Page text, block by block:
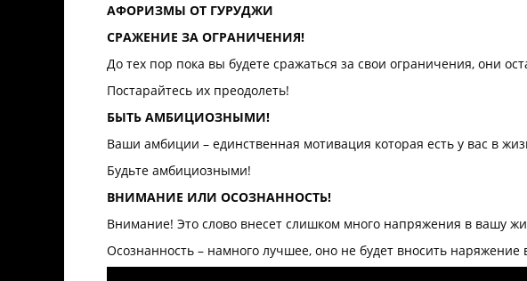
АФОРИЗМЫ ОТ ГУРУДЖИ
СРАЖЕНИЕ ЗА ОГРАНИЧЕНИЯ!
До тех пор пока вы будете сражаться за свои ограничения, они
Постарайтесь их преодолеть!
БЫТЬ АМБИЦИОЗНЫМИ!
Ваши амбиции – единственная мотивация которая есть у вас в
Будьте амбициозными!
ВНИМАНИЕ ИЛИ ОСОЗНАННОСТЬ!
Внимание! Это слово внесет слишком много напряжения в вашу
Осознанность – намного лучшее, оно не будет вносить наряжение